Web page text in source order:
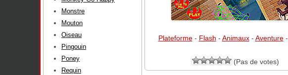
Plateforme- Flash - Animaux- Aventure-
(Pas de votes)
Monstre
Mouton
Oiseau
Pingouin
Poney
Requin